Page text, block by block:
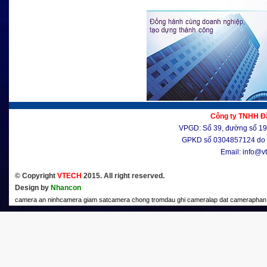
Công ty TNHH
VPGD: Số 39, đường số
GPKD số 0304857124
Email:
© Copyright VTECH 2015. All right reserved.
Design by Nhancon
camera an ninhcamera giam satcamera chong tromdau ghi cameralap dat camera